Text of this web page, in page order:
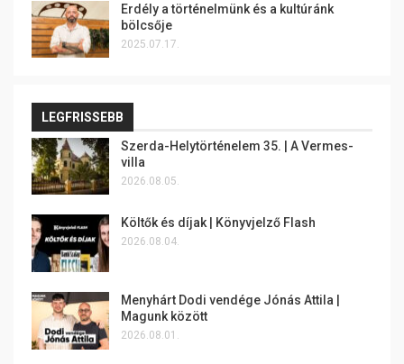
Erdély a történelmünk és a kultúránk
bölcsője
2025.07.17.
LEGFRISSEBB
Szerda-Helytörténelem 35. | A Vermes-
villa
2026.08.05.
Költők és díjak | Könyvjelző Flash
2026.08.04.
Menyhárt Dodi vendége Jónás Attila |
Magunk között
2026.08.01.